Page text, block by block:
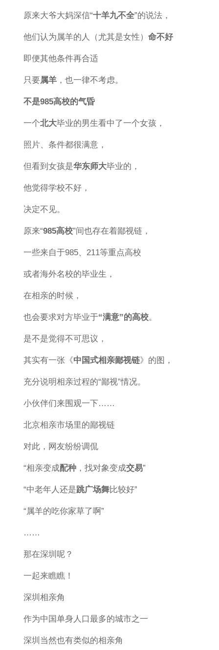
原来大爷大妈深信“十羊九不全”的说法，
他们认为属羊的人（尤其是女性） 命不好
即便其他条件再合适
只要属羊 ，也一律不考虑。
不是985高校的气昏
一个北大毕业的男生看中了一个女孩，
照片、条件都很满意，
但看到女孩是华东师大毕业的，
他觉得学校不好，
决定不见。
原来“985高校”间也存在着鄙视链，
一些来自于985、211等重点高校
或者海外名校的毕业生，
在相亲的时候，
也会要求对方毕业于“满意”的高校。
是不是觉得不可思议，
其实有一张《中国式相亲鄙视链》的图，
充分说明相亲过程的“鄙视”情况。
小伙伴们来围观一下……
北京相亲市场里的鄙视链
对此，网友纷纷调侃
“相亲变成配种 ，找对象变成交易”
“中老年人还是跳广场舞比较好”
“属羊的吃你家草了啊”
……
那在深圳呢？
一起来瞧瞧！
深圳相亲角
作为中国单身人口最多的城市之一
深圳当然也有类似的相亲角